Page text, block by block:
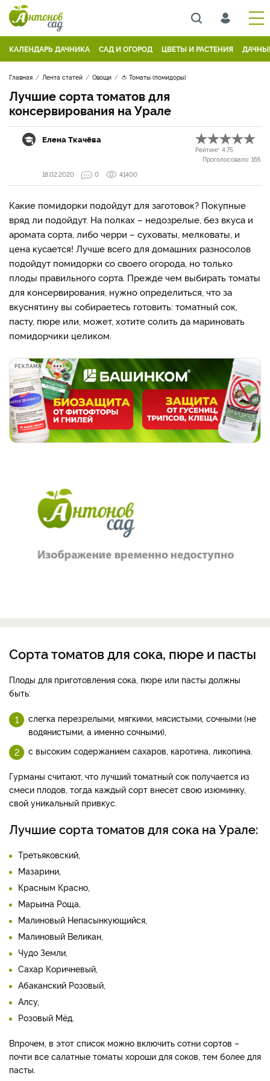
КАЛЕНДАРЬ ДАЧНИКА САД И ОГОРОД ЦВЕТЫ И РАСТЕНИЯ
Главная Лента статей Овощи 🍅 Томаты (помидоры)
Лучшие сорта томатов для
консервирования на Урале
Елена Ткачёва
Рейтинг: 4.75
Проголосовало: 165
18.02.2020
0 41400
Какие помидорки подойдут для заготовок? Покупные
вряд ли подойдут. На полках – недозрелые, без вкуса и
аромата сорта, либо черри – суховаты, мелковаты, и
цена кусается! Лучше всего для домашних разносолов
подойдут помидорки со своего огорода, но только
плоды правильного сорта. Прежде чем выбирать томаты
для консервирования, нужно определиться, что за
вкуснятину вы собираетесь готовить: томатный сок,
пасту, пюре или, может, хотите солить да мариновать
помидорчики целиком.
РЕКЛАМА
Сорта томатов для сока, пюре и пасты
Плоды для приготовления сока, пюре или пасты должны
быть:
слегка перезрелыми, мягкими, мясистыми, сочными (не
водянистыми, а именно сочными),
с высоким содержанием сахаров, каротина, ликопина.
Гурманы считают, что лучший томатный сок получается из
смеси плодов, тогда каждый сорт внесет свою изюминку,
свой уникальный привкус.
Лучшие сорта томатов для сока на Урале:
Третьяковский,
Мазарини,
Красным Красно,
Марьина Роща,
Малиновый Непасынкующийся,
Малиновый Великан,
Чудо Земли,
Сахар Коричневый,
Абаканский Розовый,
Алсу,
Розовый Мёд.
Впрочем, в этот список можно включить сотни сортов –
почти все салатные томаты хороши для соков, тем более для
пасты.